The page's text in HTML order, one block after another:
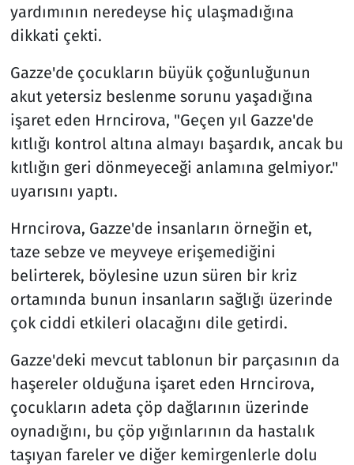
yardımının neredeyse hiç ulaşmadığına
dikkati çekti.
Gazze'de çocukların büyük çoğunluğunun
akut yetersiz beslenme sorunu yaşadığına
işaret eden Hrncirova, "Geçen yıl Gazze'de
kıtlığı kontrol altına almayı başardık, ancak bu
kıtlığın geri dönmeyeceği anlamına gelmiyor."
uyarısını yaptı.
Hrncirova, Gazze'de insanların örneğin et,
taze sebze ve meyveye erişemediğini
belirterek, böylesine uzun süren bir kriz
ortamında bunun insanların sağlığı üzerinde
çok ciddi etkileri olacağını dile getirdi.
Gazze'deki mevcut tablonun bir parçasının da
haşereler olduğuna işaret eden Hrncirova,
çocukların adeta çöp dağlarının üzerinde
oynadığını, bu çöp yığınlarının da hastalık
taşıyan fareler ve diğer kemirgenlerle dolu